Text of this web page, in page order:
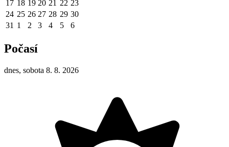
17 18 19 20 21 22 23
24 25 26 27 28 29 30
31 1 2 3 4 5 6
Počasí
dnes, sobota 8. 8. 2026